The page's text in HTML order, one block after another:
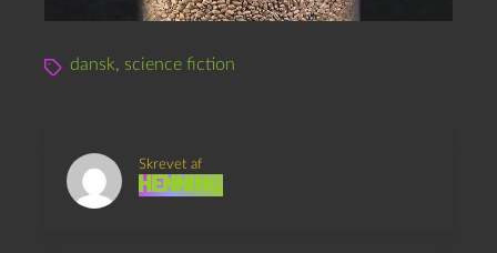
dansk, science fiction
Skrevet af
Henning